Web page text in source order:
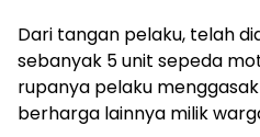
Dari tangan pelaku, telah
sebanyak 5 unit sepeda
rupanya pelaku
berharga lainnya milik